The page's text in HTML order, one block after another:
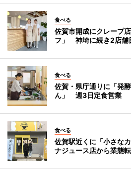
食べる
佐賀市開成にクレープ
フ」 神埼に続き2店舗
食べる
佐賀・県庁通りに「発
ん」 週3日定食営業
食べる
佐賀駅近くに「小さな
ナジュース店から業態